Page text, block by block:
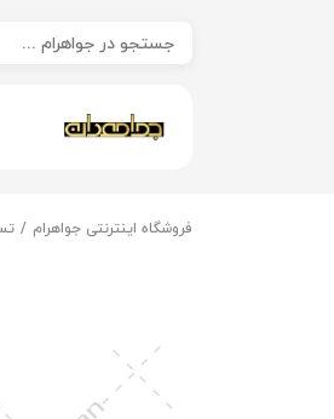
فروشگاه اینترنتی جواهرام